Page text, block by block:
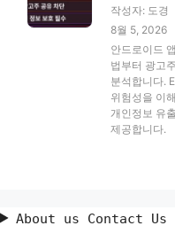
작성자: 도경
8월 5, 2026
안드로이드
법부터 광고
분석합니다.
위험성을 이
개인정보 유
제공합니다.
About us Contact